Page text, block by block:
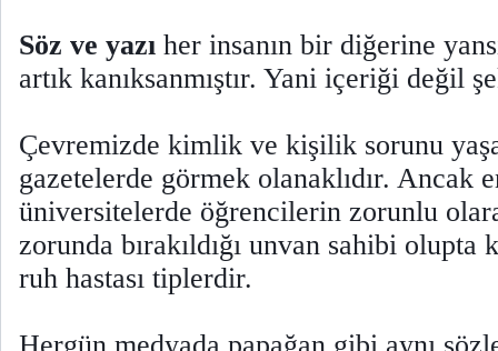
Söz ve yazı her insanın bir diğerine
artık kanıksanmıştır. Yani içeriği değil
Çevremizde kimlik ve kişilik sorunu
gazetelerde görmek olanaklıdır. Ancak
üniversitelerde öğrencilerin zorunlu
zorunda bırakıldığı unvan sahibi
ruh hastası tiplerdir.